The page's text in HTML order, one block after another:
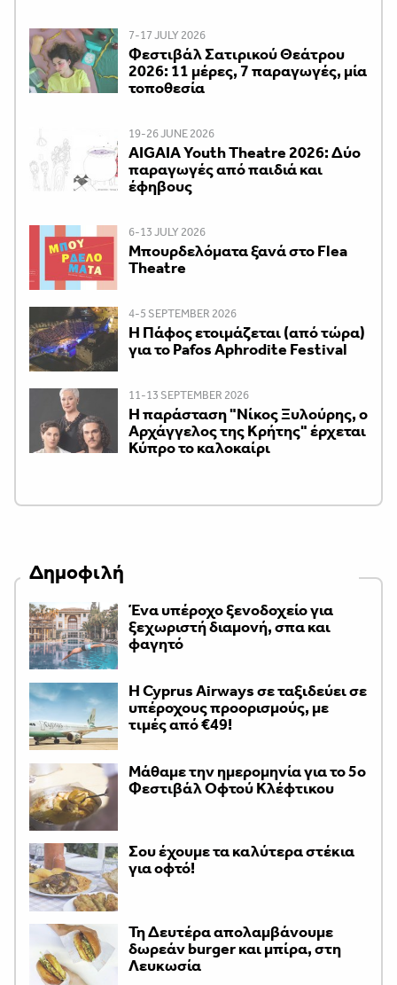
7-17 JULY 2026
Φεστιβάλ Σατιρικού Θεάτρου
2026: 11 μέρες, 7 παραγωγές, μία
τοποθεσία
19-26 JUNE 2026
AIGAIA Youth Theatre 2026: Δύο
παραγωγές από παιδιά και
έφηβους
6-13 JULY 2026
Μπουρδελόματα ξανά στο Flea
Theatre
4-5 SEPTEMBER 2026
Η Πάφος ετοιμάζεται (από τώρα)
για το Pafos Aphrodite Festival
11-13 SEPTEMBER 2026
Η παράσταση "Νίκος Ξυλούρης, ο
Αρχάγγελος της Κρήτης" έρχεται
Κύπρο το καλοκαίρι
Δημοφιλή
Ένα υπέροχο ξενοδοχείο για
ξεχωριστή διαμονή, σπα και
φαγητό
H Cyprus Airways σε ταξιδεύει σε
υπέροχους προορισμούς, με
τιμές από €49!
Μάθαμε την ημερομηνία για το 5ο
Φεστιβάλ Οφτού Κλέφτικου
Σου έχουμε τα καλύτερα στέκια
για οφτό!
Τη Δευτέρα απολαμβάνουμε
δωρεάν burger και μπίρα, στη
Λευκωσία